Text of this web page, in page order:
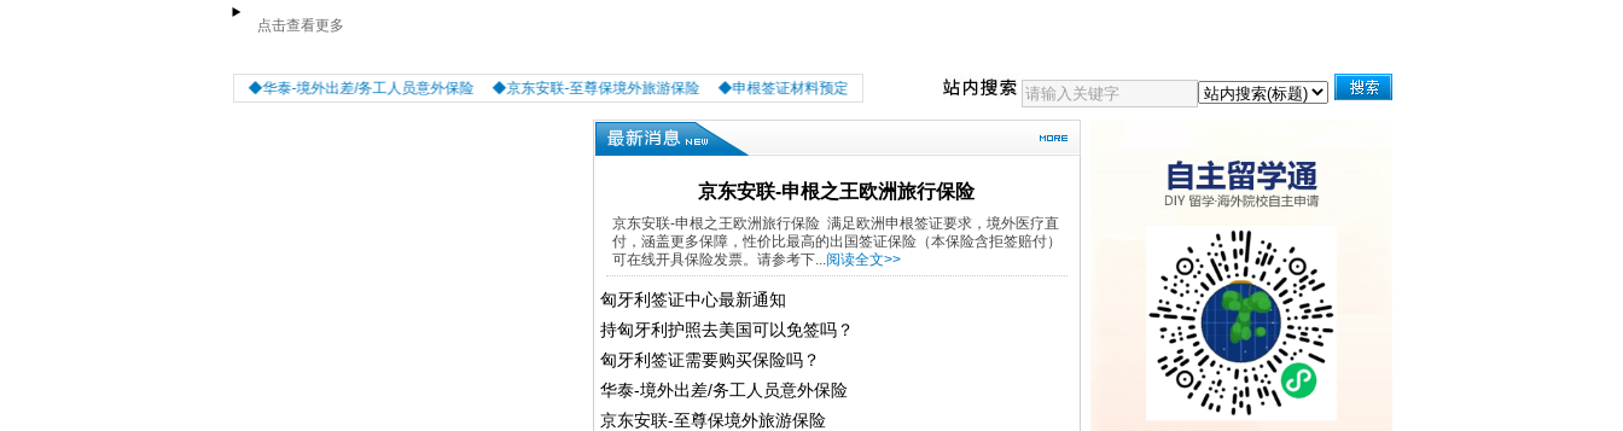
点击查看更多
◆华泰-境外出差/务工人员意外保险 ◆京东安联-至尊保境外旅游保险 ◆​申根签证材料预定 ◆申请匈牙利签证可以提前多久申请签证？ ◆匈牙利旅游签证所需材料 ◆匈牙利探亲签证所需材料
京东安联-申根之王欧洲旅行保险
京东安联-申根之王欧洲旅行保险 满足欧洲申根签证要求，境外医疗直
付，涵盖更多保障，性价比最高的出国签证保险（本保险含拒签赔付）
可在线开具保险发票。请参考下...阅读全文>>
匈牙利签证中心最新通知
持匈牙利护照去美国可以免签吗？
匈牙利签证需要购买保险吗？
华泰-境外出差/务工人员意外保险
京东安联-至尊保境外旅游保险